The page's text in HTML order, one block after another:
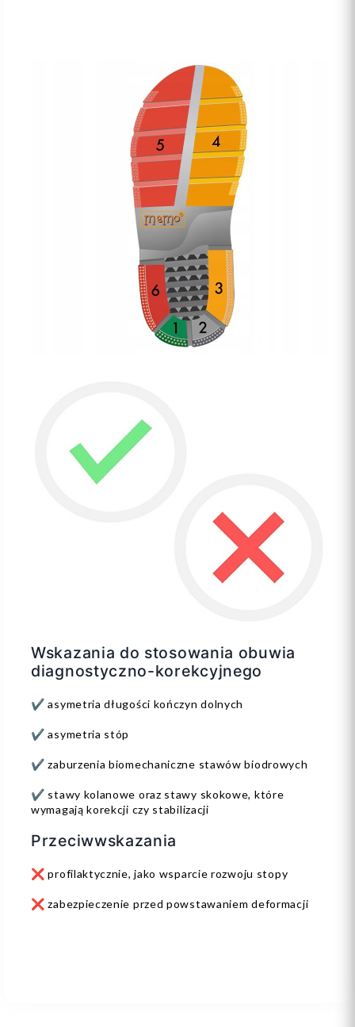
Wskazania do stosowania obuwia
diagnostyczno-korekcyjnego
✔️ asymetria długości kończyn dolnych
✔️ asymetria stóp
✔️ zaburzenia biomechaniczne stawów biodrowych
✔️ stawy kolanowe oraz stawy skokowe, które
wymagają korekcji czy stabilizacji
Przeciwwskazania
❌ profilaktycznie, jako wsparcie rozwoju stopy
❌ zabezpieczenie przed powstawaniem deformacji